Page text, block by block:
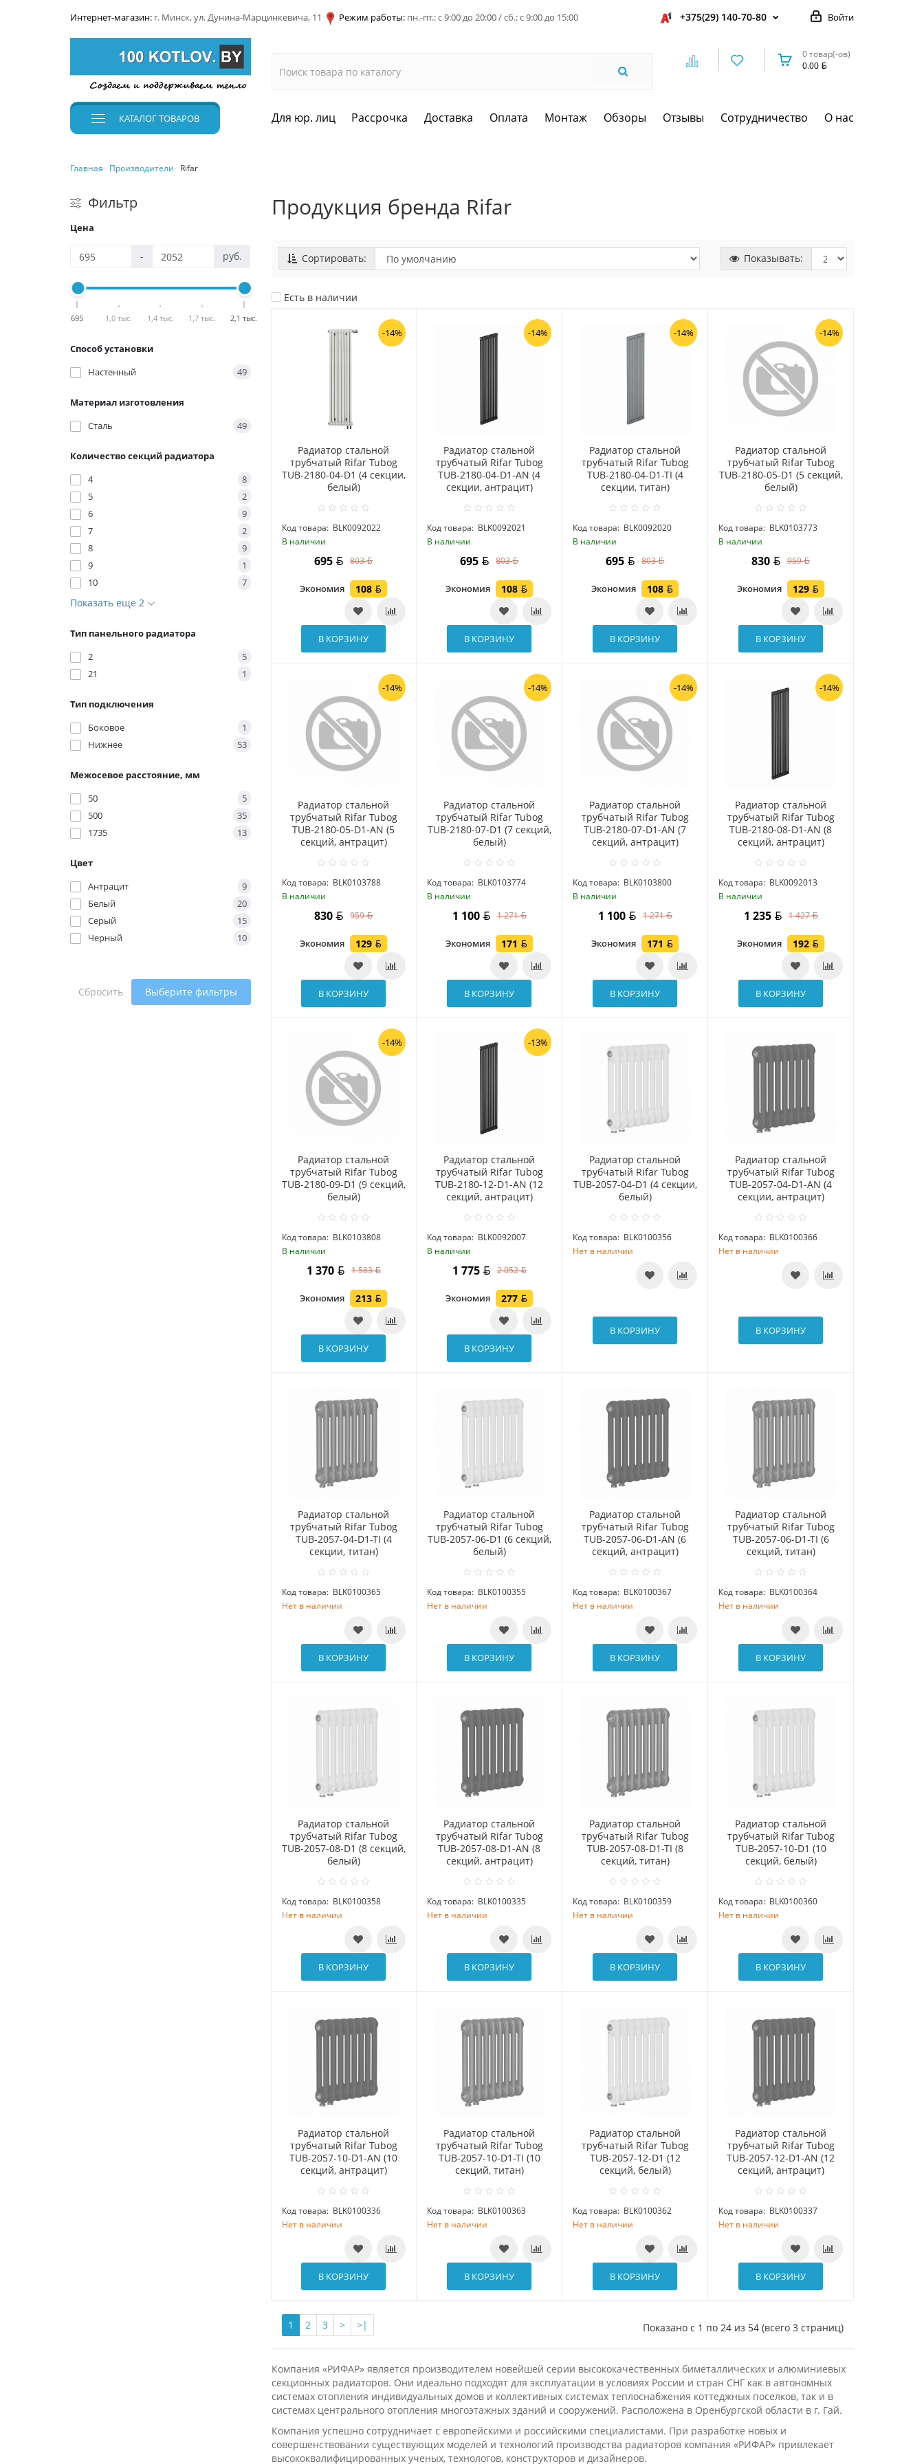
Интернет-магазин: г. Минск, ул. Дунина-Марцинкевича, 11 Режим работы: пн.-пт.: с 9:00 до 20:00 / сб.: с 9:00 до 15:00 Войти
+375(29) 140-70-80
0 товар(-ов)
0.00
КАТАЛОГТОВАРОВ Для юр. лиц Рассрочка Доставка Оплата Монтаж Обзоры Отзывы Сотрудничество О нас
Главная Производители Rifar
Фильтр
Цена
- руб.
695 1,0 тыс. 1,4 тыс. 1,7 тыс. 2,1 тыс.
Способ установки
Настенный
49
Материал изготовления
Сталь
49
Количество секций радиатора
4
8
5
2
6
9
7
2
8
9
9
1
10
7
Показать еще 2
Тип панельного радиатора
2
5
21
1
Тип подключения
Боковое
1
Нижнее
53
Межосевое расстояние, мм
50
5
500
35
1735
13
Цвет
Антрацит
9
Белый
20
Серый
15
Черный
10
Сбросить Выберите фильтры
Продукция бренда Rifar
Сортировать: Показывать:
Есть в наличии
-14%
Радиатор стальной
трубчатый Rifar Tubog
TUB-2180-04-D1 (4 секции,
белый)
Код товара: BLK0092022
В наличии
695 803
Экономия 108
В КОРЗИНУ
-14%
Радиатор стальной
трубчатый Rifar Tubog
TUB-2180-04-D1-AN (4
секции, антрацит)
Код товара: BLK0092021
В наличии
695 803
Экономия 108
В КОРЗИНУ
-14%
Радиатор стальной
трубчатый Rifar Tubog
TUB-2180-04-D1-TI (4
секции, титан)
Код товара: BLK0092020
В наличии
695 803
Экономия 108
В КОРЗИНУ
-14%
Радиатор стальной
трубчатый Rifar Tubog
TUB-2180-05-D1 (5 секций,
белый)
Код товара: BLK0103773
В наличии
830 959
Экономия 129
В КОРЗИНУ
-14%
Радиатор стальной
трубчатый Rifar Tubog
TUB-2180-05-D1-AN (5
секций, антрацит)
Код товара: BLK0103788
В наличии
830 959
Экономия 129
В КОРЗИНУ
-14%
Радиатор стальной
трубчатый Rifar Tubog
TUB-2180-07-D1 (7 секций,
белый)
Код товара: BLK0103774
В наличии
1 100 1 271
Экономия 171
В КОРЗИНУ
-14%
Радиатор стальной
трубчатый Rifar Tubog
TUB-2180-07-D1-AN (7
секций, антрацит)
Код товара: BLK0103800
В наличии
1 100 1 271
Экономия 171
В КОРЗИНУ
-14%
Радиатор стальной
трубчатый Rifar Tubog
TUB-2180-08-D1-AN (8
секций, антрацит)
Код товара: BLK0092013
В наличии
1 235 1 427
Экономия 192
В КОРЗИНУ
-14%
Радиатор стальной
трубчатый Rifar Tubog
TUB-2180-09-D1 (9 секций,
белый)
Код товара: BLK0103808
В наличии
1 370 1 583
Экономия 213
В КОРЗИНУ
-13%
Радиатор стальной
трубчатый Rifar Tubog
TUB-2180-12-D1-AN (12
секций, антрацит)
Код товара: BLK0092007
В наличии
1 775 2 052
Экономия 277
В КОРЗИНУ
Радиатор стальной
трубчатый Rifar Tubog
TUB-2057-04-D1 (4 секции,
белый)
Код товара: BLK0100356
Нет в наличии
В КОРЗИНУ
Радиатор стальной
трубчатый Rifar Tubog
TUB-2057-04-D1-AN (4
секции, антрацит)
Код товара: BLK0100366
Нет в наличии
В КОРЗИНУ
Радиатор стальной
трубчатый Rifar Tubog
TUB-2057-04-D1-TI (4
секции, титан)
Код товара: BLK0100365
Нет в наличии
В КОРЗИНУ
Радиатор стальной
трубчатый Rifar Tubog
TUB-2057-06-D1 (6 секций,
белый)
Код товара: BLK0100355
Нет в наличии
В КОРЗИНУ
Радиатор стальной
трубчатый Rifar Tubog
TUB-2057-06-D1-AN (6
секций, антрацит)
Код товара: BLK0100367
Нет в наличии
В КОРЗИНУ
Радиатор стальной
трубчатый Rifar Tubog
TUB-2057-06-D1-TI (6
секций, титан)
Код товара: BLK0100364
Нет в наличии
В КОРЗИНУ
Радиатор стальной
трубчатый Rifar Tubog
TUB-2057-08-D1 (8 секций,
белый)
Код товара: BLK0100358
Нет в наличии
В КОРЗИНУ
Радиатор стальной
трубчатый Rifar Tubog
TUB-2057-08-D1-AN (8
секций, антрацит)
Код товара: BLK0100335
Нет в наличии
В КОРЗИНУ
Радиатор стальной
трубчатый Rifar Tubog
TUB-2057-08-D1-TI (8
секций, титан)
Код товара: BLK0100359
Нет в наличии
В КОРЗИНУ
Радиатор стальной
трубчатый Rifar Tubog
TUB-2057-10-D1 (10
секций, белый)
Код товара: BLK0100360
Нет в наличии
В КОРЗИНУ
Радиатор стальной
трубчатый Rifar Tubog
TUB-2057-10-D1-AN (10
секций, антрацит)
Код товара: BLK0100336
Нет в наличии
В КОРЗИНУ
Радиатор стальной
трубчатый Rifar Tubog
TUB-2057-10-D1-TI (10
секций, титан)
Код товара: BLK0100363
Нет в наличии
В КОРЗИНУ
Радиатор стальной
трубчатый Rifar Tubog
TUB-2057-12-D1 (12
секций, белый)
Код товара: BLK0100362
Нет в наличии
В КОРЗИНУ
Радиатор стальной
трубчатый Rifar Tubog
TUB-2057-12-D1-AN (12
секций, антрацит)
Код товара: BLK0100337
Нет в наличии
В КОРЗИНУ
1 2 3 > >| Показано с 1 по 24 из 54 (всего 3 страниц)
Компания «РИФАР» является производителем новейшей серии высококачественных биметаллических и алюминиевых
секционных радиаторов. Они идеально подходят для эксплуатации в условиях России и стран СНГ как в автономных
системах отопления индивидуальных домов и коллективных системах теплоснабжения коттеджных поселков, так и в
системах центрального отопления многоэтажных зданий и сооружений. Расположена в Оренбургской области в г. Гай.
Компания успешно сотрудничает с европейскими и российскими специалистами. При разработке новых и
совершенствовании существующих моделей и технологий производства радиаторов компания «РИФАР» привлекает
высококвалифицированных ученых, технологов, конструкторов и дизайнеров.